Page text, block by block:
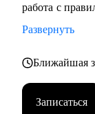
работа с
Развернуть
Ближайшая
Записаться